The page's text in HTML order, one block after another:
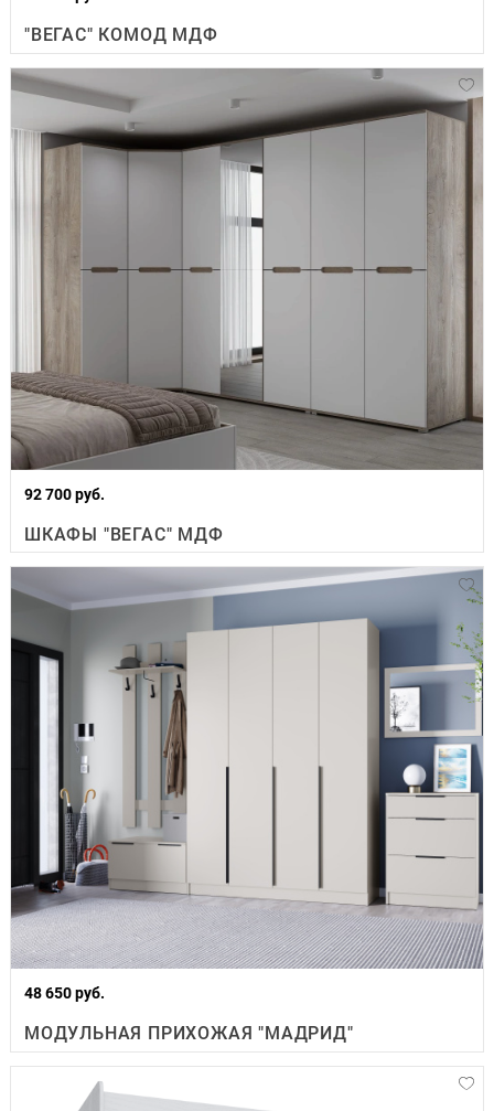
"ВЕГАС" КОМОД МДФ
92 700 руб.
ШКАФЫ "ВЕГАС" МДФ
48 650 руб.
МОДУЛЬНАЯ ПРИХОЖАЯ "МАДРИД"